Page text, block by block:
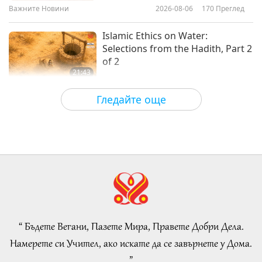
съобитатели
Гледайте още
Важните Новини 2026-08-06 170 Преглед
21:43
Islamic Ethics on Water:
Selections from the Hadith, Part 2
of 2
Слова на Мъдростта 2026-08-06
19:47
38:45
Разговори за вътрешния мир на
Между Учителя и учениците 2026-08-06 Преглед
“ Бъдете Вегани, Пазете Мира, Правете Добри Дела.
Намерете си Учител, ако искате да се завърнете у Дома.